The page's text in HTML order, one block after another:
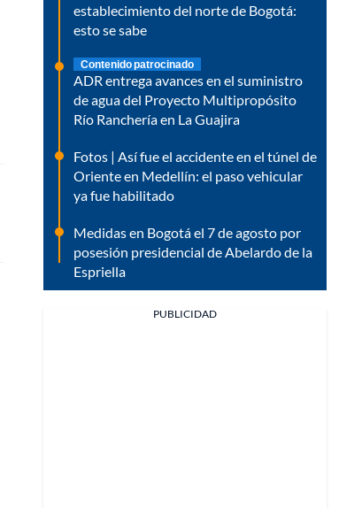
establecimiento del norte de Bogotá:
esto se sabe
Contenido patrocinado
ADR entrega avances en el suministro
de agua del Proyecto Multipropósito
Río Ranchería en La Guajira
Fotos | Así fue el accidente en el túnel de
Oriente en Medellín: el paso vehicular
ya fue habilitado
Medidas en Bogotá el 7 de agosto por
posesión presidencial de Abelardo de la
Espriella
PUBLICIDAD